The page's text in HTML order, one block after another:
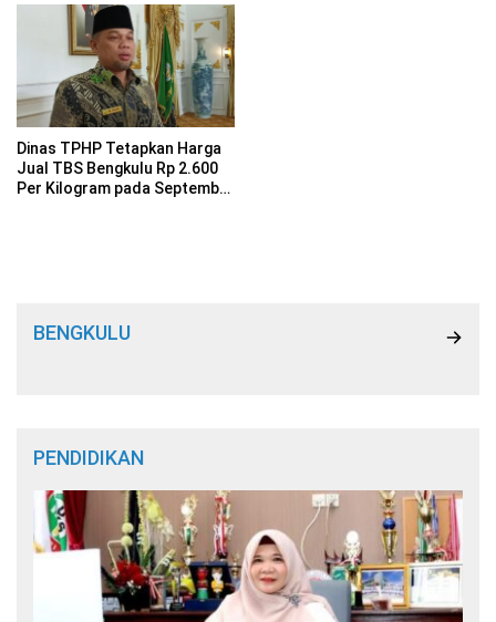
Dinas TPHP Tetapkan Harga
Jual TBS Bengkulu Rp 2.600
Per Kilogram pada September
BENGKULU
PENDIDIKAN